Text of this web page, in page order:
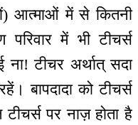
आत्माओं में से कितनी
परिवार में भी टीचर्स
ना! टीचर अर्थात् सदा
बापदादा को टीचर्स
पर नाज़ होता है